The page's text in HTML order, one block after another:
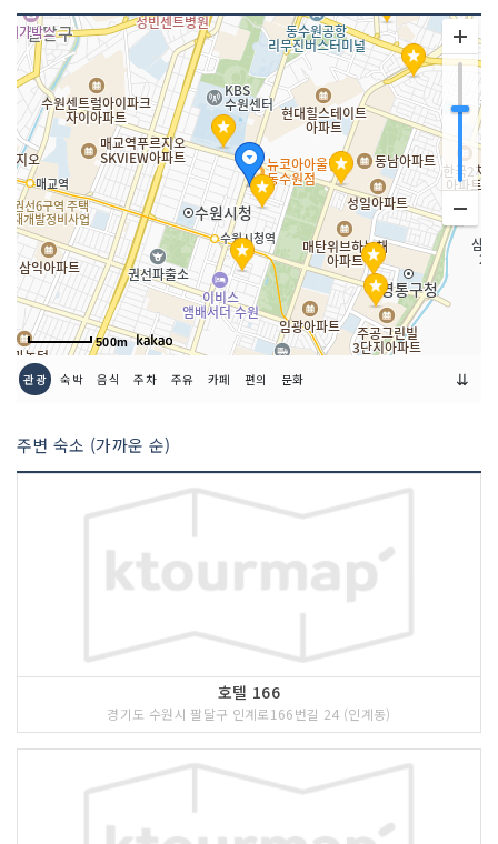
화장실 설명 있음
판매 품목
향수/화장품 , 잡화 , 인삼/한약재/건강보
조식품 , 식료품
500m
관광 숙박 음식 주차 주유 카페 편의 문화 ⇊
주변 숙소 (가까운 순)
호텔 166
경기도 수원시 팔달구 인계로166번길 24 (인계동)